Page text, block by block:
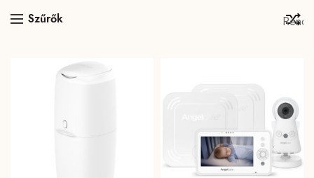
Szűrők